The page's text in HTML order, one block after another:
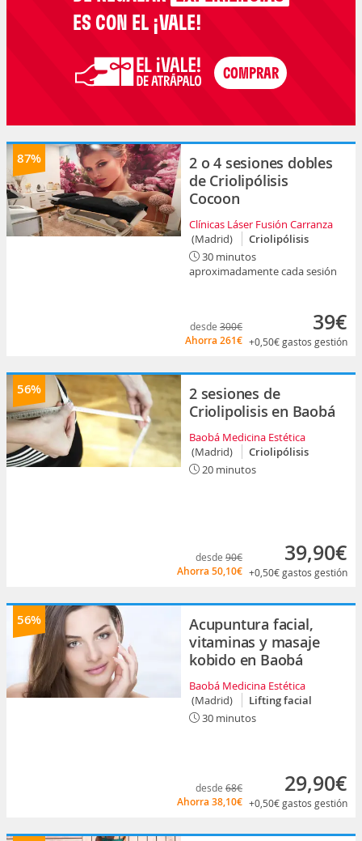
ES CON EL ¡VALE!
87%
2 o 4 sesiones dobles
de Criolipólisis
Cocoon
Clínicas Láser Fusión Carranza
(Madrid)
Criolipólisis
30 minutos
aproximadamente cada sesión
desde 300€
Ahorra 261€
39€
+0,50€gastos gestión
56%
2 sesiones de
Criolipolisis en Baobá
Baobá Medicina Estética
(Madrid)
Criolipólisis
20 minutos
desde 90€
Ahorra 50,10€
39,90€
+0,50€gastos gestión
56%
Acupuntura facial,
vitaminas y masaje
kobido en Baobá
Baobá Medicina Estética
(Madrid)
Lifting facial
30 minutos
desde 68€
Ahorra 38,10€
29,90€
+0,50€gastos gestión